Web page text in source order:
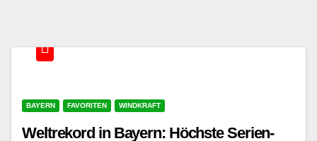
BAYERN FAVORITEN WINDKRAFT
Weltrekord in Bayern: Höchste Serien-